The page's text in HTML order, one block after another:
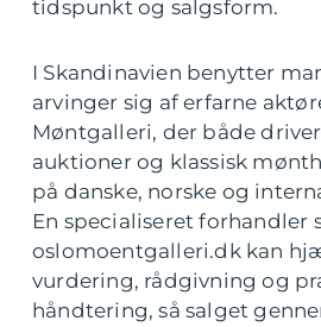
tidspunkt og salgsform.
I Skandinavien benytter
arvinger sig af erfarne
Møntgalleri, der både
auktioner og klassisk
på danske, norske og
En specialiseret forhandler
oslomoentgalleri.dk kan
vurdering, rådgivning og
håndtering, så salget